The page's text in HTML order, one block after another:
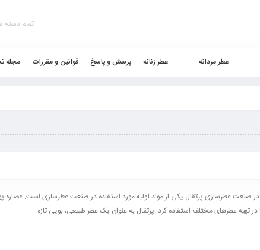
تمام دسته
عطر مردانه عطر زنانه پرسش و پاسخ قوانین و مقررات مجله
در صنعت عطرسازی پرتقال یکی از مواد اولیه مورد استفاده در صنعت عطرسازی است.
در تهیه عطرهای مختلف استفاده کرد. پرتقال به عنوان یک عطر طبیعی، بویی تازه ...